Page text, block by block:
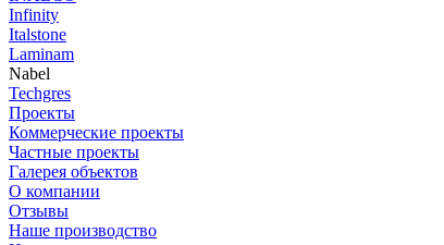
Infinity
Italstone
Laminam
Nabel
Techgres
Проекты
Коммерческие проекты
Частные проекты
Галерея объектов
О компании
Отзывы
Наше производство